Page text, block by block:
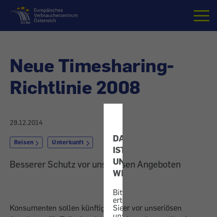
DATENSCHUTZ
IST
UNS
WICHTIG!
Bitte
erteilen
Sie
Startseite
Neue Timesharing-
Richtlinie 2008
29.12.2014
Reisen Unterkunft
Besserer Schutz vor unseriösen Angeboten
Konsumenten sollen künftig besser vor unseriösen